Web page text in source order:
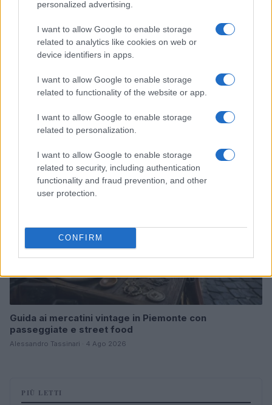
personalized advertising.
I want to allow Google to enable storage
related to analytics like cookies on web or
device identifiers in apps.
I want to allow Google to enable storage
related to functionality of the website or app.
I want to allow Google to enable storage
related to personalization.
I want to allow Google to enable storage
related to security, including authentication
functionality and fraud prevention, and other
user protection.
CONFIRM
Dalla gloria di Coppi al declino attuale: l’allarme per il
Beatrice Beretta · 4 Ago 2026
Guida ai mercatini vintage in Piemonte con
passeggiate e street food
Alessandro Tassinari · 4 Ago 2026
PIÙ LETTI